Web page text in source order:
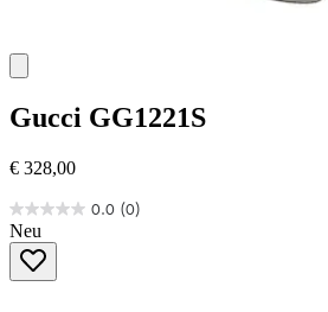
Gucci GG1221S
€ 328,00
0.0 (0)
0.0
von
Sternen.
Neu